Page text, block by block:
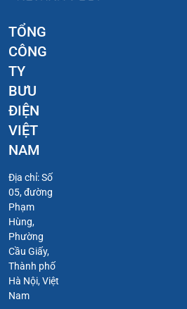
TỔNG
CÔNG
TY
BƯU
ĐIỆN
VIỆT
NAM
Địa chỉ: Số
05, đường
Phạm
Hùng,
Phường
Cầu Giấy,
Thành phố
Hà Nội, Việt
Nam